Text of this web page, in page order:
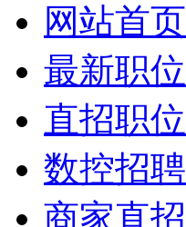
网站首页
最新职位
直招职位
数控招聘
商家直招